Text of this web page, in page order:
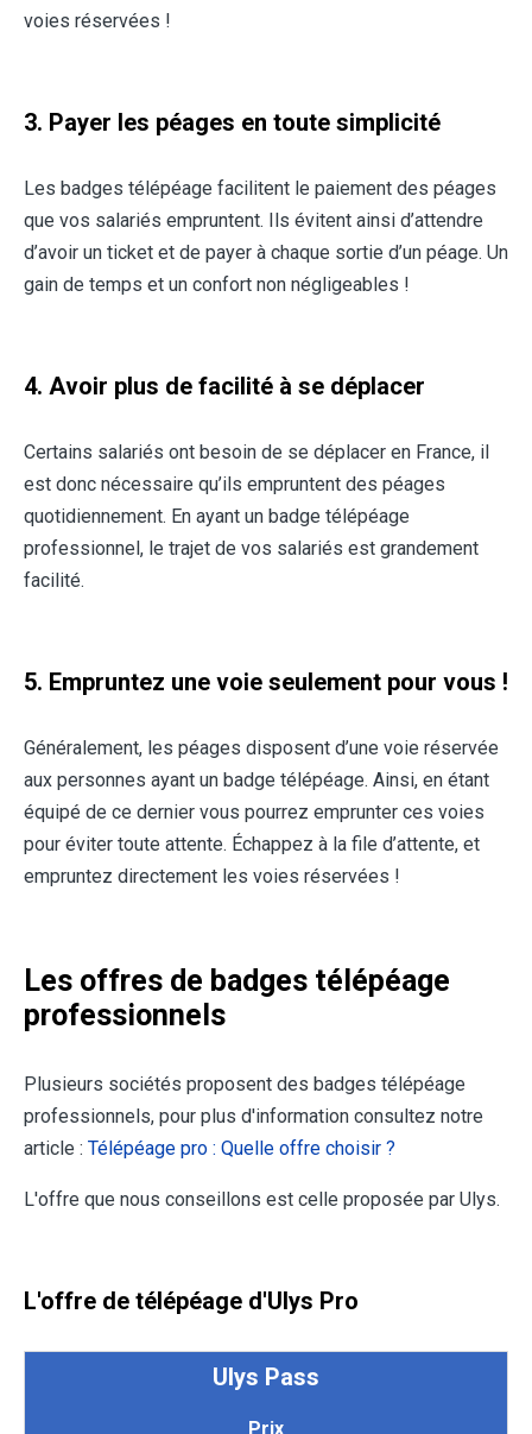
voies réservées !
3. Payer les péages en toute simplicité
Les badges télépéage facilitent le paiement des péages
que vos salariés empruntent. Ils évitent ainsi d’attendre
d’avoir un ticket et de payer à chaque sortie d’un péage. Un
gain de temps et un confort non négligeables !
4. Avoir plus de facilité à se déplacer
Certains salariés ont besoin de se déplacer en France, il
est donc nécessaire qu’ils empruntent des péages
quotidiennement. En ayant un badge télépéage
professionnel, le trajet de vos salariés est grandement
facilité.
5. Empruntez une voie seulement pour vous !
Généralement, les péages disposent d’une voie réservée
aux personnes ayant un badge télépéage. Ainsi, en étant
équipé de ce dernier vous pourrez emprunter ces voies
pour éviter toute attente. Échappez à la file d’attente, et
empruntez directement les voies réservées !
Les offres de badges télépéage
professionnels
Plusieurs sociétés proposent des badges télépéage
professionnels, pour plus d'information consultez notre
article : Télépéage pro : Quelle offre choisir ?
L'offre que nous conseillons est celle proposée par Ulys.
L'offre de télépéage d'Ulys Pro
Ulys Pass
Prix